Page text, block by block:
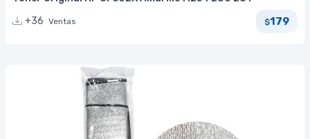
+36 Ventas $179